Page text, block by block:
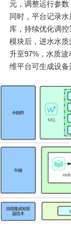
元，调整运行参数
同时，平台记录
库，持续优化调
模块后，进水水
升至97%，水质
维平台可生成设备